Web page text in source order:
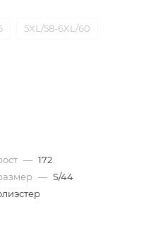
5XL/58-6XL/60
— 172
— S/44